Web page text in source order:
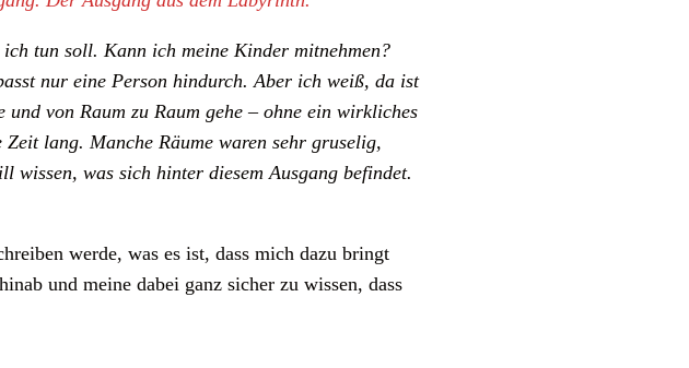
tun soll. Kann ich meine Kinder mitnehmen?
nur eine Person hindurch. Aber ich weiß, da ist
von Raum zu Raum gehe – ohne ein wirkliches
lang. Manche Räume waren sehr gruselig,
was sich hinter diesem Ausgang befindet.
werde, was es ist, dass mich dazu bringt
und meine dabei ganz sicher zu wissen, dass